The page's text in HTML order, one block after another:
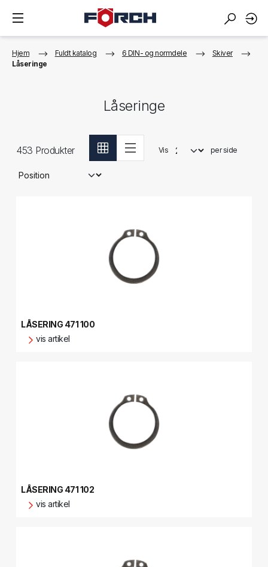
Hjem Fuldt katalog 6 DIN- og normdele
Skiver
Låseringe
Låseringe
453 Produkter Vis per side
LÅSERING 471 100
vis artikel
LÅSERING 471 102
vis artikel